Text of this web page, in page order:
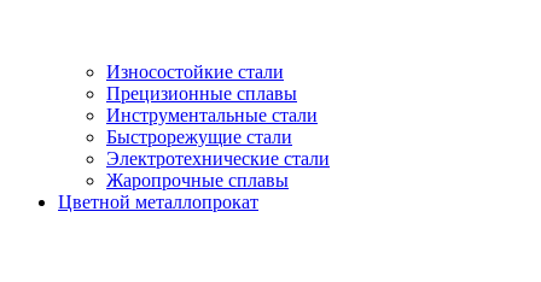
Износостойкие стали
Прецизионные сплавы
Инструментальные стали
Быстрорежущие стали
Электротехнические стали
Жаропрочные сплавы
Цветной металлопрокат